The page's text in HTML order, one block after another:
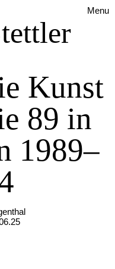
Menu
Kunst
89 in
1989–